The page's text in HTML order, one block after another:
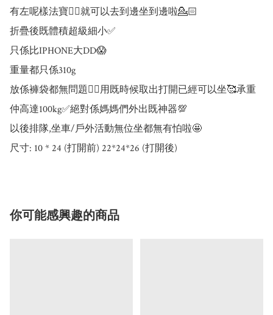
有左呢樣法寶☝🏻就可以去到邊坐到邊啦💁🏻
折疊後既體積超級細小✅
只係比IPHONE大DD😱
重量都只係310g
放係褲袋都無問題☝🏻用既時候取出打開已經可以坐🥰承重
仲高達100kg✅絕對係媽媽們外出既神器💯
以後排隊,坐車/戶外活動無位坐都無有怕啦🤩
尺寸: 10 * 24 (打開前) 22*24*26 (打開後)
你可能感興趣的商品